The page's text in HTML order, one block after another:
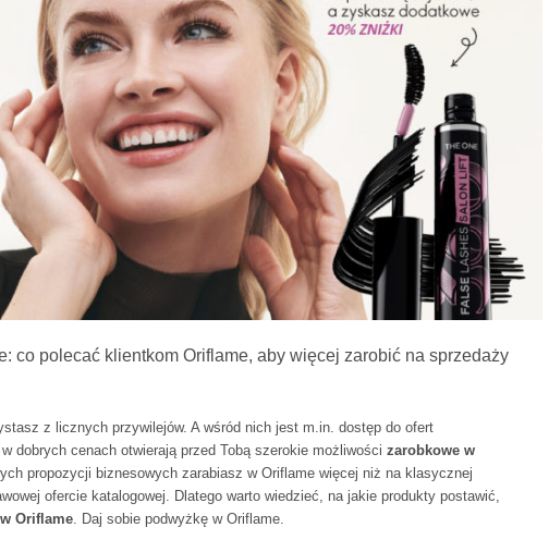
co polecać klientkom Oriflame, aby więcej zarobić na sprzedaży
z licznych przywilejów. A wśród nich jest m.in. dostęp do ofert
dobrych cenach otwierają przed Tobą szerokie możliwości zarobkowe w
propozycji biznesowych zarabiasz w Oriflame więcej niż na klasycznej
ofercie katalogowej. Dlatego warto wiedzieć, na jakie produkty postawić,
Oriflame. Daj sobie podwyżkę w Oriflame.